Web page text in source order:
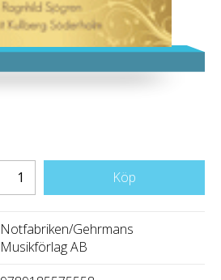
Köp
Notfabriken/Gehrmans
Musikförlag AB